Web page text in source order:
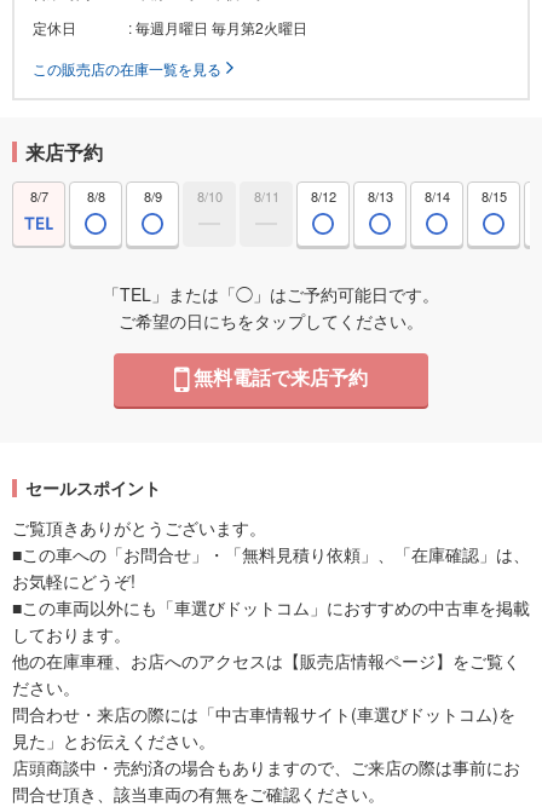
定休日
: 毎週月曜日 毎月第2火曜日
この販売店の在庫一覧を見る
来店予約
8/7 8/8 8/9 8/10 8/11 8/12 8/13 8/14 8/15
「TEL」または「◯」はご予約可能日です。
ご希望の日にちをタップしてください。
無料電話で来店予約
セールスポイント
ご覧頂きありがとうございます。
■この車への「お問合せ」・「無料見積り依頼」、「在庫確認」は、
お気軽にどうぞ!
■この車両以外にも「車選びドットコム」におすすめの中古車を掲載
しております。
他の在庫車種、お店へのアクセスは【販売店情報ページ】をご覧く
ださい。
問合わせ・来店の際には「中古車情報サイト(車選びドットコム)を
見た」とお伝えください。
店頭商談中・売約済の場合もありますので、ご来店の際は事前にお
問合せ頂き、該当車両の有無をご確認ください。